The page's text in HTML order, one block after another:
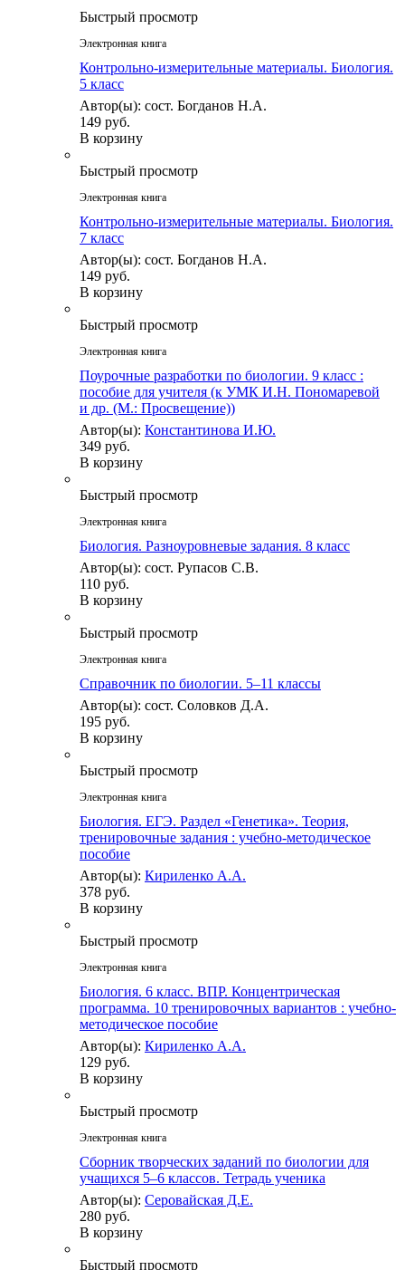
Быстрый просмотр
Электронная книга
Контрольно-измерительные материалы. Биология.
5 класс
Автор(ы): сост. Богданов Н.А.
149 руб.
В корзину
Быстрый просмотр
Электронная книга
Контрольно-измерительные материалы. Биология.
7 класс
Автор(ы): сост. Богданов Н.А.
149 руб.
В корзину
Быстрый просмотр
Электронная книга
Поурочные разработки по биологии. 9 класс :
пособие для учителя (к УМК И.Н. Пономаревой
и др. (М.: Просвещение))
Автор(ы): Константинова И.Ю.
349 руб.
В корзину
Быстрый просмотр
Электронная книга
Биология. Разноуровневые задания. 8 класс
Автор(ы): сост. Рупасов С.В.
110 руб.
В корзину
Быстрый просмотр
Электронная книга
Справочник по биологии. 5–11 классы
Автор(ы): сост. Соловков Д.А.
195 руб.
В корзину
Быстрый просмотр
Электронная книга
Биология. ЕГЭ. Раздел «Генетика». Теория,
тренировочные задания : учебно-методическое
пособие
Автор(ы): Кириленко А.А.
378 руб.
В корзину
Быстрый просмотр
Электронная книга
Биология. 6 класс. ВПР. Концентрическая
программа. 10 тренировочных вариантов : учебно-
методическое пособие
Автор(ы): Кириленко А.А.
129 руб.
В корзину
Быстрый просмотр
Электронная книга
Сборник творческих заданий по биологии для
учащихся 5–6 классов. Тетрадь ученика
Автор(ы): Серовайская Д.Е.
280 руб.
В корзину
Быстрый просмотр